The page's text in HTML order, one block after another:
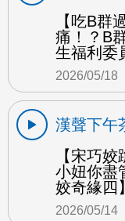
【吃B群
痛！？B
生福利委
2026/05/18
漢聲下午
【宋巧
小妞你盡
姣奇緣四
2026/05/14